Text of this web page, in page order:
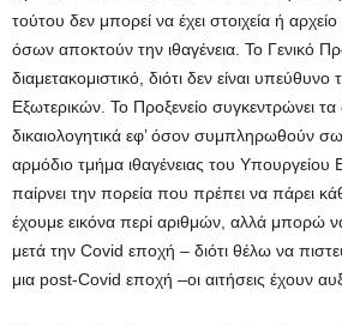
τούτου δεν μπορεί να έχει στοιχεία ή
όσων αποκτούν την ιθαγένεια. Το Γενικό
διαμετακομιστικό, διότι δεν είναι
Εξωτερικών. Το Προξενείο συγκεντρώνει τα
δικαιολογητικά εφ’ όσον συμπληρωθούν
αρμόδιο τμήμα ιθαγένειας του Υπουργείου
παίρνει την πορεία που πρέπει να πάρει
έχουμε εικόνα περί αριθμών, αλλά μπορώ
μετά την Covid εποχή – διότι θέλω να
μια post-Covid εποχή –οι αιτήσεις έχουν